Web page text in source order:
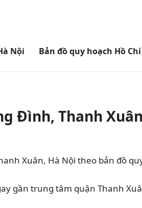
Nội Bản đồ quy hoạch Hồ
Đình, Thanh
Xuân, Hà Nội theo bản đồ
gần trung tâm quận Thanh